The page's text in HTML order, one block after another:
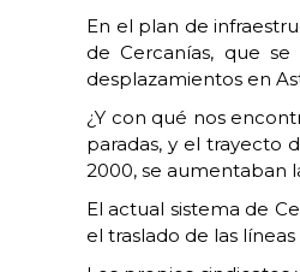
En el plan de
de Cercanías, que
desplazamientos en
¿Y con qué nos
paradas, y el trayecto
2000, se aumentaban
El actual sistema de
el traslado de las